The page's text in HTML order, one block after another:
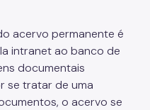
acervo permanente é
intranet ao banco de
documentais
se tratar de uma
o acervo se